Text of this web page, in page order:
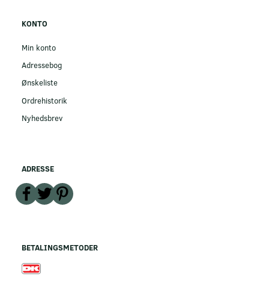
KONTO
Min konto
Adressebog
Ønskeliste
Ordrehistorik
Nyhedsbrev
ADRESSE
BETALINGSMETODER